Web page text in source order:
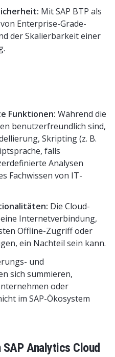
Mit SAP BTP als
Enterprise-Grade-
der Skalierbarkeit einer
Funktionen: Während die
benutzerfreundlich sind,
Skripting (z. B.
falls
Analysen
Fachwissen von IT-
Die Cloud-
Internetverbindung,
Offline-Zugriff oder
ein Nachteil sein kann.
und
sich summieren,
oder
im SAP-Ökosystem
Analytics Cloud